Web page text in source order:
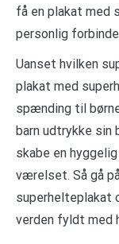
få en plakat med
personlig
Uanset hvilken
plakat med
spænding til
barn udtrykke sin
skabe en
værelset. Så gå
superhelteplakat
verden fyldt med